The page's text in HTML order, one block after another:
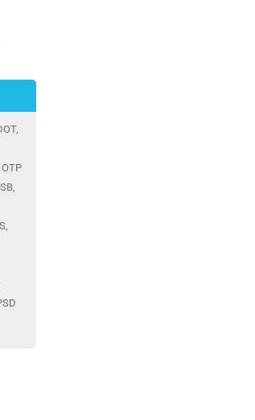
OTP